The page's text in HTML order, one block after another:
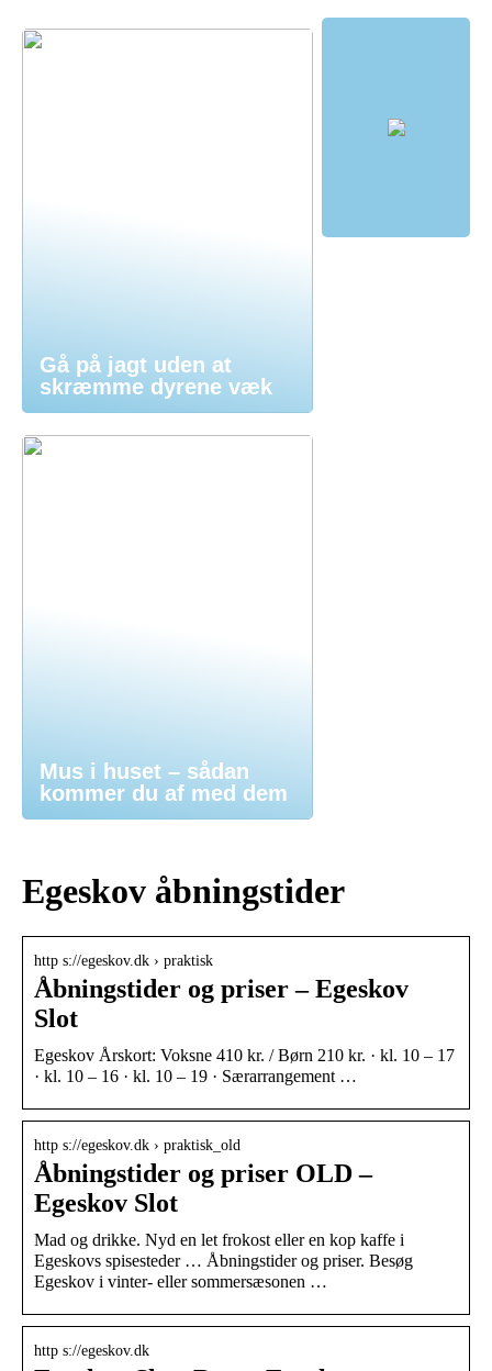
Gå på jagt uden at
skræmme dyrene væk
Mus i huset – sådan
kommer du af med dem
Egeskov åbningstider
http s://egeskov.dk › praktisk
Åbningstider og priser – Egeskov
Slot
Egeskov Årskort: Voksne 410 kr. / Børn 210 kr. · kl. 10 – 17
· kl. 10 – 16 · kl. 10 – 19 · Særarrangement …
http s://egeskov.dk › praktisk_old
Åbningstider og priser OLD –
Egeskov Slot
Mad og drikke. Nyd en let frokost eller en kop kaffe i
Egeskovs spisesteder … Åbningstider og priser. Besøg
Egeskov i vinter- eller sommersæsonen …
http s://egeskov.dk